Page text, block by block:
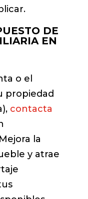
DE
EN
o el
propiedad
contacta
la
y atrae